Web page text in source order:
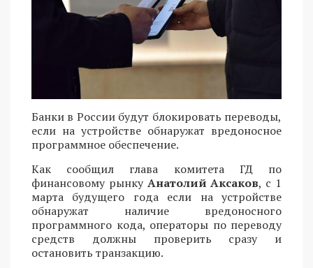
Банки в России будут блокировать переводы,
если на устройстве обнаружат вредоносное
программное обеспечение.
Как сообщил глава комитета ГД по
финансовому рынку Анатолий Аксаков, с 1
марта будущего года если на устройстве
обнаружат наличие вредоносного
программного кода, операторы по переводу
средств должны проверить сразу и
остановить транзакцию.